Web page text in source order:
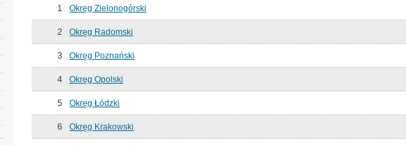
1 Okręg Zielonogórski
2 Okręg Radomski
3 Okręg Poznański
4 Okręg Opolski
5 Okręg Łódzki
6 Okręg Krakowski